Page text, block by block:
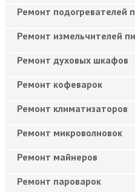
Ремонт подогревателей
Ремонт измельчителей
Ремонт духовых шкафов
Ремонт кофеварок
Ремонт климатизаторов
Ремонт микроволновок
Ремонт майнеров
Ремонт пароварок